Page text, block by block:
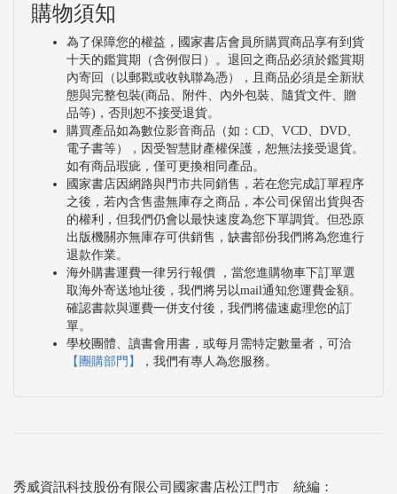
購物須知
為了保障您的權益，國家書店會員所購買商品享有到貨
十天的鑑賞期（含例假日）。退回之商品必須於鑑賞期
內寄回（以郵戳或收執聯為憑），且商品必須是全新狀
態與完整包裝(商品、附件、內外包裝、隨貨文件、贈
品等)，否則恕不接受退貨。
購買產品如為數位影音商品（如：CD、VCD、DVD、
電子書等），因受智慧財產權保護，恕無法接受退貨。
如有商品瑕疵，僅可更換相同產品。
國家書店因網路與門市共同銷售，若在您完成訂單程序
之後，若內含售盡無庫存之商品，本公司保留出貨與否
的權利，但我們仍會以最快速度為您下單調貨。但恐原
出版機關亦無庫存可供銷售，缺書部份我們將為您進行
退款作業。
海外購書運費一律另行報價 ，當您進購物車下訂單選
取海外寄送地址後，我們將另以mail通知您運費金額。
確認書款與運費一併支付後，我們將儘速處理您的訂
單。
學校團體、讀書會用書，或每月需特定數量者，可洽
【團購部門】
，我們有專人為您服務。
秀威資訊科技股份有限公司國家書店松江門市 統編：